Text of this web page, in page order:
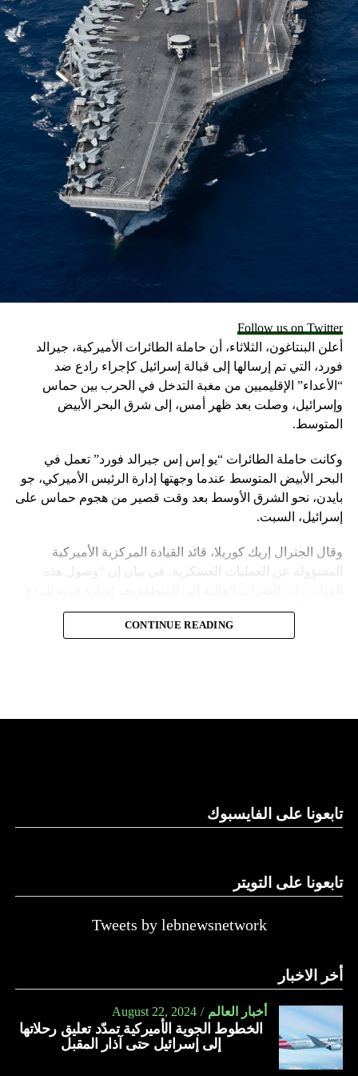
احتمالية الكلمة التي اخترتها.
وعندما ترفع إصبعك عن الشاشة، ستقوم لوحة المفاتيح بإدراج
كلمة محتملة. وقد ترى أيضاً كلمات بديلة أخرى لاختيارها، على
غرار اقتراحات التصحيح التلقائي.
كيف ومتى؟
ويمكنك استخدام ميزة الكتابة بالتمرير في أي مكان تكتب فيه
النص، مثل الرسائل النصية ورسائل البريد الإلكتروني وأحياناً
والكتابة بالتمرير هي ميزة تلقائية في لوحة المفاتيح المدمجة
iPhone الخاص بك. إذا لم يعمل الأمر، فانتقل إلى تطبيق
الإعدادات ← عام ← لوحة المفاتيح ← قم بتشغيل الزر “Slide to
Type”. (سترى لوناً أخضر عند تشغيل الزر.)
وقد تحتاج إلى تعديل الإعدادات على هاتف Galaxy للبدء في
الكتابة بالتمرير.
وتعد لوحة Gboard من Google المزودة بميزة الكتابة بالتمرير هي
لوحة المفاتيح القياسية لبعض هواتف Android أو يمكنك تنزيلها
بشكل منفصل لهواتف iPhone وAndroid.
المفاتيح الأخرى، بما في ذلك تطبيق Microsoft SwiftKey الذي
يمكنك تثبيته على هواتف Android وiPhone.
المصدر: العربية
Follow us on Twitter
أعلن البنتاغون، الثلاثاء، أن حاملة الطائرات الأميركية، جيرالد
فورد، التي تم إرسالها إلى قبالة إسرائيل كإجراء رادع ضد
“الأعداء” الإقليميين من مغبة التدخل في الحرب بين حماس
وإسرائيل، وصلت بعد ظهر أمس، إلى شرق البحر الأبيض
المتوسط.
وكانت حاملة الطائرات “يو إس إس جيرالد فورد” تعمل في
البحر الأبيض المتوسط عندما وجهتها إدارة الرئيس الأميركي، جو
بايدن، نحو الشرق الأوسط بعد وقت قصير من هجوم حماس على
إسرائيل، السبت.
وقال الجنرال إريك كوريلا، قائد القيادة المركزية الأميركية
المسؤولة عن العمليات العسكرية، في بيان إن “وصول هذه
إذا فكر أي طرف معاد لإسرائيل في محاولة الاستفادة من هذا
“لإرسال رسالة ردع واضحة إلى الدول الأخرى أو الجهات الفاعلة
هي حاملة طائرات تعمل بالطاقة النووية، تم تطويرها من قبل
قسم بناء السفن “نيوبورت نيوز” التابع لشركة “هنتنغتون
التابعة للبحرية الأميركية من طراز “نيميتز” منذ أكثر من أربعة
سميت هذه الفئة من حاملات الطائرات بهذا الاسم، نسبة للرئيس
ميزات تقنية..
CONTINUE READING
تابعونا على الفايسبوك
تابعونا على التويتر
Tweets by lebnewsnetwork
أخر الاخبار
أخبار العالم August 22, 2024
الخطوط الجوية الأميركية تمدّد تعليق رحلاتها
إلى إسرائيل حتى آذار المقبل